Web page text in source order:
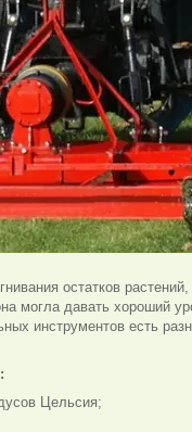
остатков
могла давать хороший
инструментов есть
Цельсия;